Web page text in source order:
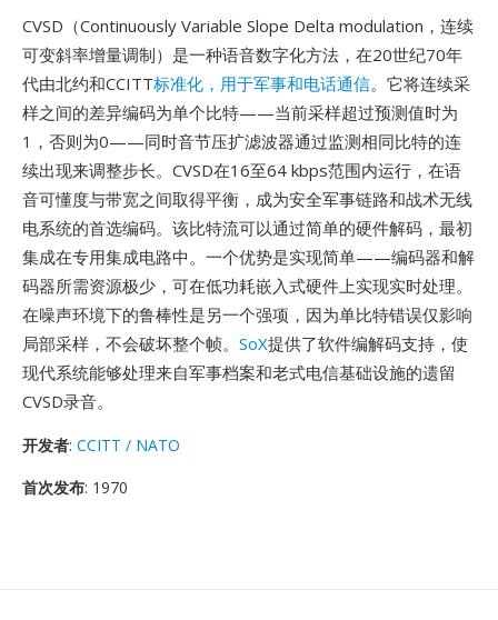
CVSD（Continuously Variable Slope Delta modulation，连续
可变斜率增量调制）是一种语音数字化方法，在20世纪70年
代由北约和CCITT标准化，用于军事和电话通信。它将连续采
样之间的差异编码为单个比特——当前采样超过预测值时为
1，否则为0——同时音节压扩滤波器通过监测相同比特的连
续出现来调整步长。CVSD在16至64 kbps范围内运行，在语
音可懂度与带宽之间取得平衡，成为安全军事链路和战术无线
电系统的首选编码。该比特流可以通过简单的硬件解码，最初
集成在专用集成电路中。一个优势是实现简单——编码器和解
码器所需资源极少，可在低功耗嵌入式硬件上实现实时处理。
在噪声环境下的鲁棒性是另一个强项，因为单比特错误仅影响
局部采样，不会破坏整个帧。 SoX提供了软件编解码支持，使
现代系统能够处理来自军事档案和老式电信基础设施的遗留
CVSD录音。
开发者: CCITT / NATO
首次发布: 1970